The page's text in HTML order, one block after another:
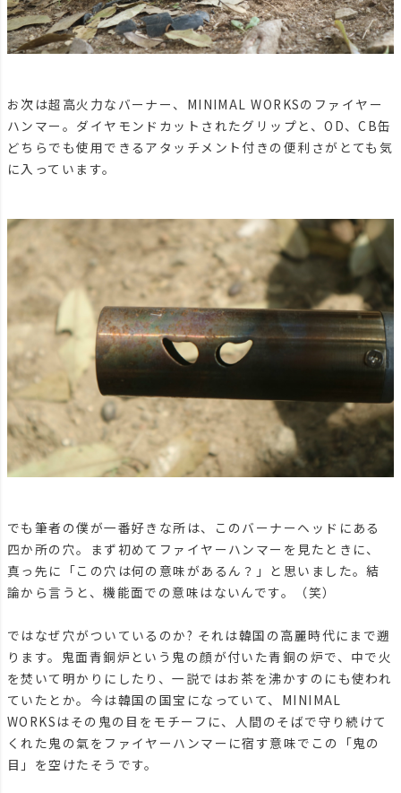
お次は超高火力なバーナー、MINIMAL WORKSのファイヤー
ハンマー。ダイヤモンドカットされたグリップと、OD、CB缶
どちらでも使用できるアタッチメント付きの便利さがとても気
に入っています。
でも筆者の僕が一番好きな所は、このバーナーヘッドにある
四か所の穴。まず初めてファイヤーハンマーを見たときに、
真っ先に「この穴は何の意味があるん？」と思いました。結
論から言うと、機能面での意味はないんです。（笑）
ではなぜ穴がついているのか? それは韓国の高麗時代にまで遡
ります。鬼面青銅炉という鬼の顔が付いた青銅の炉で、中で火
を焚いて明かりにしたり、一説ではお茶を沸かすのにも使われ
ていたとか。今は韓国の国宝になっていて、MINIMAL
WORKSはその鬼の目をモチーフに、人間のそばで守り続けて
くれた鬼の氣をファイヤーハンマーに宿す意味でこの「鬼の
目」を空けたそうです。